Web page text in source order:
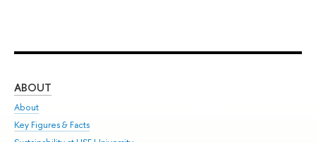
ABOUT
About
Key Figures & Facts